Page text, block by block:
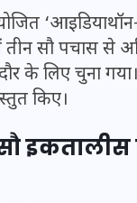
तीन सौ पचास से
के लिए चुना गया।
किए।
इकतालीस